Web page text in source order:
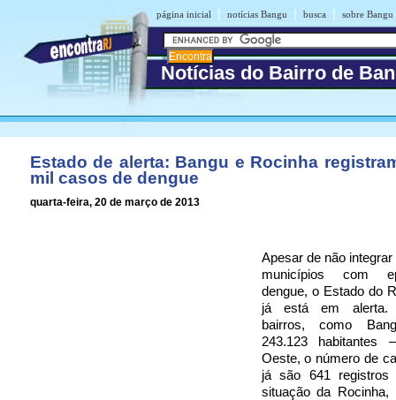
página inicial | notícias Bangu | busca | sobre Bangu
Notícias do Bairro de
Estado de alerta: Bangu e Rocinha
mil casos de dengue
quarta-feira, 20 de março de 2013
Apesar de não
municípios com
dengue, o Estado do
já está em alerta.
bairros, como
243.123
Oeste, o número de
já são 641
situação da